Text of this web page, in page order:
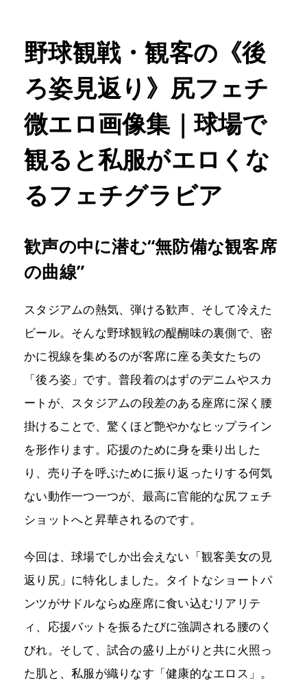
野球観戦・観客の《後
ろ姿見返り》尻フェチ
微エロ画像集｜球場で
観ると私服がエロくな
るフェチグラビア
歓声の中に潜む“無防備な観客席
の曲線”
スタジアムの熱気、弾ける歓声、そして冷えた
ビール。そんな野球観戦の醍醐味の裏側で、密
かに視線を集めるのが客席に座る美女たちの
「後ろ姿」です。普段着のはずのデニムやスカ
ートが、スタジアムの段差のある座席に深く腰
掛けることで、驚くほど艶やかなヒップライン
を形作ります。応援のために身を乗り出した
り、売り子を呼ぶために振り返ったりする何気
ない動作一つ一つが、最高に官能的な尻フェチ
ショットへと昇華されるのです。
今回は、球場でしか出会えない「観客美女の見
返り尻」に特化しました。タイトなショートパ
ンツがサドルならぬ座席に食い込むリアリテ
ィ、応援バットを振るたびに強調される腰のく
びれ。そして、試合の盛り上がりと共に火照っ
た肌と、私服が織りなす「健康的なエロス」。